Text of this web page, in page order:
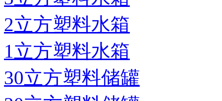
2立方塑料水箱
1立方塑料水箱
30立方塑料储罐